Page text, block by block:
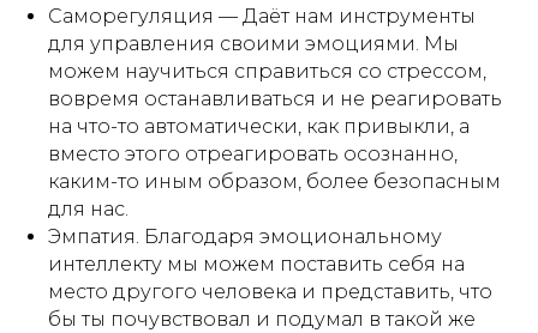
Саморегуляция — Даёт нам инструменты
для управления своими эмоциями. Мы
можем научиться справиться со стрессом,
вовремя останавливаться и не реагировать
на что-то автоматически, как привыкли, а
вместо этого отреагировать осознанно,
каким-то иным образом, более безопасным
для нас.
Эмпатия. Благодаря эмоциональному
интеллекту мы можем поставить себя на
место другого человека и представить, что
бы ты почувствовал и подумал в такой же